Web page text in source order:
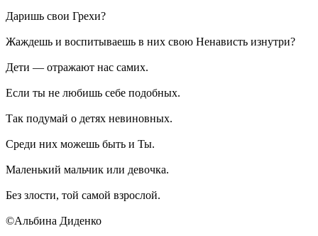
Даришь свои Грехи?
Жаждешь и воспитываешь в них свою Ненависть изнутри?
Дети — отражают нас самих.
Если ты не любишь себе подобных.
Так подумай о детях невиновных.
Среди них можешь быть и Ты.
Маленький мальчик или девочка.
Без злости, той самой взрослой.
©Альбина Диденко